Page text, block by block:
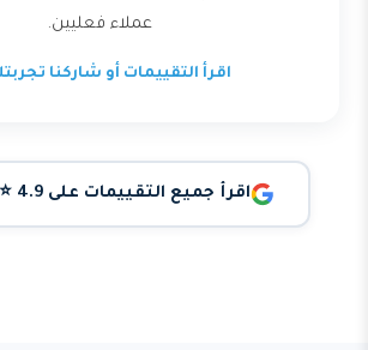
عملاء فعليين.
اقرأ التقييمات أو شاركنا
اقرأ جميع التقييمات على Google ⭐ 4.9